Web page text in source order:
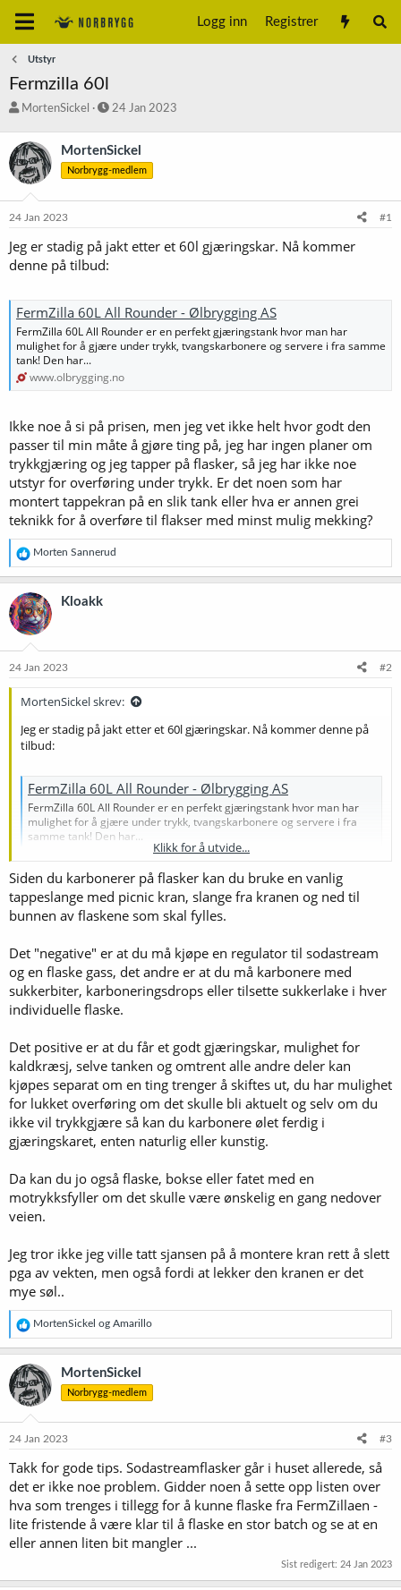
Logg inn Registrer
Utstyr
Fermzilla 60l
T
å
d
s
a
r
e
r
MortenSickel
S
r
t
a
24 Jan 2023
MortenSickel
Norbrygg-medlem
24 Jan 2023 #1
Jeg er stadig på jakt etter et 60l gjæringskar. Nå kommer
denne på tilbud:
FermZilla 60L All Rounder - Ølbrygging AS
FermZilla 60L All Rounder er en perfekt gjæringstank hvor man har
mulighet for å gjære under trykk, tvangskarbonere og servere i fra samme
tank! Den har...
www.olbrygging.no
Ikke noe å si på prisen, men jeg vet ikke helt hvor godt den
passer til min måte å gjøre ting på, jeg har ingen planer om
trykkgjæring og jeg tapper på flasker, så jeg har ikke noe
utstyr for overføring under trykk. Er det noen som har
montert tappekran på en slik tank eller hva er annen grei
teknikk for å overføre til flakser med minst mulig mekking?
R
e
a
k
s
j
o
e
Morten Sannerud
Kloakk
24 Jan 2023 #2
MortenSickel skrev:
Jeg er stadig på jakt etter et 60l gjæringskar. Nå kommer denne på
tilbud:
FermZilla 60L All Rounder - Ølbrygging AS
FermZilla 60L All Rounder er en perfekt gjæringstank hvor man har
mulighet for å gjære under trykk, tvangskarbonere og servere i fra
samme tank! Den har...
Ikke noe å si på prisen, men jeg vet ikke helt hvor godt den passer til
min måte å gjøre ting på, jeg har ingen planer om trykkgjæring og
jeg tapper på flasker, så jeg har ikke noe utstyr for overføring under
trykk. Er det noen som har montert tappekran på en slik tank eller
hva er annen grei teknikk for å overføre til flakser med minst mulig
mekking?
Klikk for å utvide...
Siden du karbonerer på flasker kan du bruke en vanlig
tappeslange med picnic kran, slange fra kranen og ned til
bunnen av flaskene som skal fylles.
Det "negative" er at du må kjøpe en regulator til sodastream
og en flaske gass, det andre er at du må karbonere med
sukkerbiter, karboneringsdrops eller tilsette sukkerlake i hver
individuelle flaske.
Det positive er at du får et godt gjæringskar, mulighet for
kaldkræsj, selve tanken og omtrent alle andre deler kan
kjøpes separat om en ting trenger å skiftes ut, du har mulighet
for lukket overføring om det skulle bli aktuelt og selv om du
ikke vil trykkgjære så kan du karbonere ølet ferdig i
gjæringskaret, enten naturlig eller kunstig.
Da kan du jo også flaske, bokse eller fatet med en
motrykksfyller om det skulle være ønskelig en gang nedover
veien.
Jeg tror ikke jeg ville tatt sjansen på å montere kran rett å slett
pga av vekten, men også fordi at lekker den kranen er det
mye søl..
R
e
a
k
s
j
o
e
:
MortenSickel og Amarillo
MortenSickel
Norbrygg-medlem
24 Jan 2023 #3
Takk for gode tips. Sodastreamflasker går i huset allerede, så
det er ikke noe problem. Gidder noen å sette opp listen over
hva som trenges i tillegg for å kunne flaske fra FermZillaen -
lite fristende å være klar til å flaske en stor batch og se at en
eller annen liten bit mangler ...
Sist redigert: 24 Jan 2023